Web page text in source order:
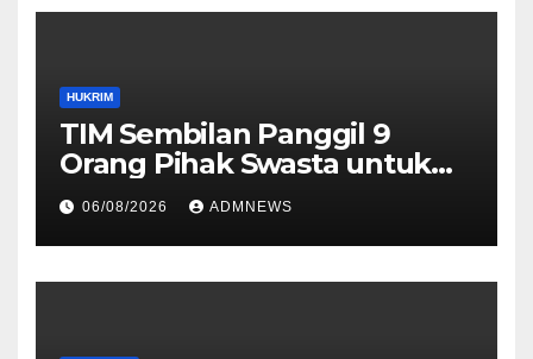
HUKRIM
TIM Sembilan Panggil 9
Orang Pihak Swasta untuk
Memperoleh Alat Bukti dan
Memperjelas Konstruksi
Perkara Dugaan TPPU yang
Melibatkan Tersangka FA
06/08/2026 ADMNEWS